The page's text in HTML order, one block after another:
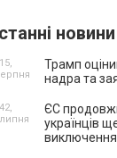
новини
Трамп
надра та
ЄС
українців
виключення